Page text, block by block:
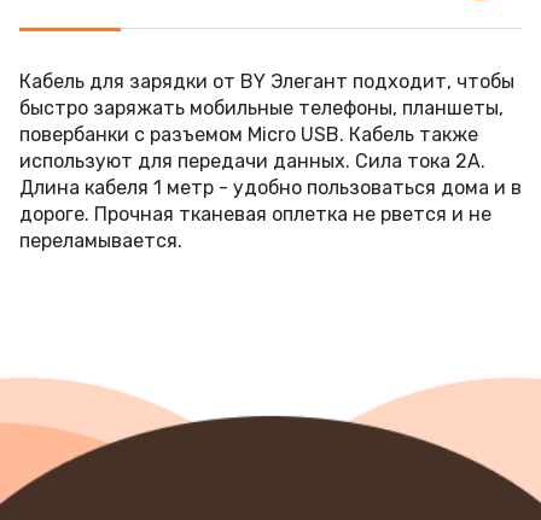
Кабель для зарядки от BY Элегант подходит, чтобы
быстро заряжать мобильные телефоны, планшеты,
повербанки с разъемом Micro USB. Кабель также
используют для передачи данных. Сила тока 2А.
Длина кабеля 1 метр - удобно пользоваться дома и в
дороге. Прочная тканевая оплетка не рвется и не
переламывается.